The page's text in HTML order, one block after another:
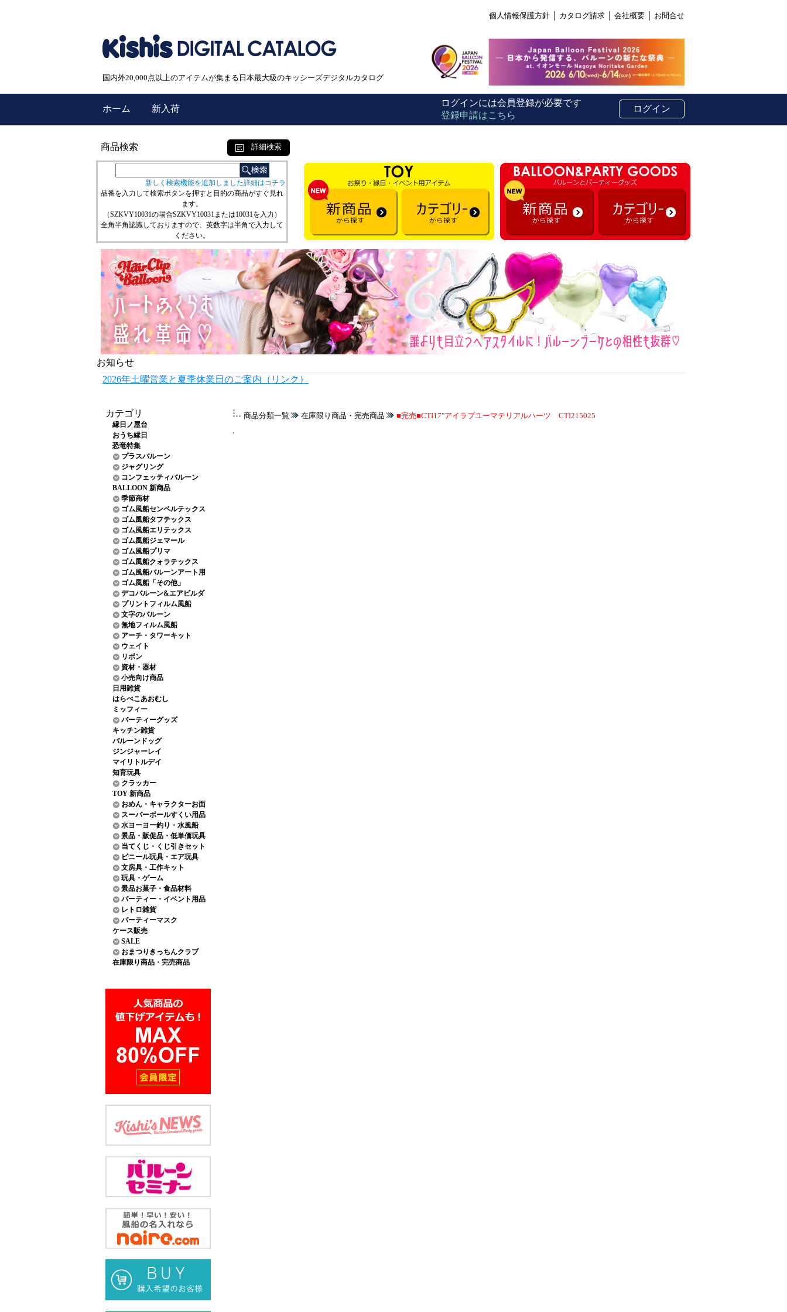
個人情報保護方針 カタログ請求 会社概要 お問合せ
国内外20,000点以上のアイテムが集まる日本最大級のキッシーズデジタルカタログ
ホーム 新入荷
ログインには会員登録が必要です
登録申請はこちら
ログイン
商品検索 詳細検索
新しく検索機能を追加しました詳細はコチラ
品番を入力して検索ボタンを押すと目的の商品がすぐ見れ
ます。
（SZKVY10031の場合SZKVY10031または10031を入力）
全角半角認識しておりますので、英数字は半角で入力して
ください。
お知らせ
2026年土曜営業と夏季休業日のご案内（リンク）
カテゴリ
縁日ノ屋台
おうち縁日
恐竜特集
プラスバルーン
ジャグリング
コンフェッティバルーン
BALLOON 新商品
季節商材
ゴム風船センペルテックス
ゴム風船タフテックス
ゴム風船エリテックス
ゴム風船ジェマール
ゴム風船プリマ
ゴム風船クォラテックス
ゴム風船バルーンアート用
ゴム風船「その他」
デコバルーン&エアビルダ
プリントフィルム風船
文字のバルーン
無地フィルム風船
アーチ・タワーキット
ウェイト
リボン
資材・器材
小売向け商品
日用雑貨
はらぺこあおむし
ミッフィー
パーティーグッズ
キッチン雑貨
バルーンドッグ
ジンジャーレイ
マイリトルデイ
知育玩具
クラッカー
TOY 新商品
おめん・キャラクターお面
スーパーボールすくい用品
水ヨーヨー釣り・水風船
景品・販促品・低単価玩具
当てくじ・くじ引きセット
ビニール玩具・エア玩具
文房具・工作キット
玩具・ゲーム
景品お菓子・食品材料
パーティー・イベント用品
レトロ雑貨
パーティーマスク
ケース販売
SALE
おまつりきっちんクラブ
在庫限り商品・完売商品
商品分類一覧 在庫限り商品・完売商品 ■完売■CTI17"アイラブユーマテリアルハーツ CTI215025